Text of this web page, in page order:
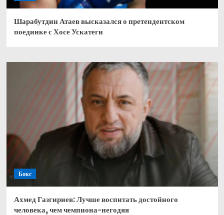
Шарабутдин Атаев высказался о претендентском
поединке с Хосе Ускатеги
Бокс
Ахмед Газгириев: Лучше воспитать достойного
человека, чем чемпиона-негодяя